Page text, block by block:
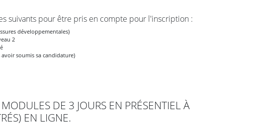
suivants pour être pris en compte pour l'inscription :
développementales)
2
soumis sa candidature)
DE 3 JOURS EN PRÉSENTIEL À
EN LIGNE.